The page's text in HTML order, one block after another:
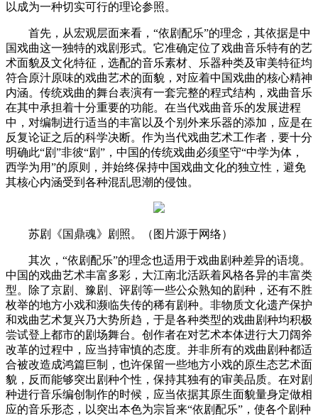
以成为一种切实可行的理论参照。
首先，从宏观层面来看，“依剧配乐”的理念，其依据是中
国戏曲这一独特的戏剧形式。它准确定位了戏曲音乐特有的艺
术面貌及文化特征，选配的音乐素材、乐器种类及审美特征均
符合原汁原味的戏曲艺术的面貌，对应着中国戏曲的核心精神
内涵。传统戏曲的舞台表演有一套完整的程式结构，戏曲音乐
在其中承担着十分重要的功能。在当代戏曲音乐的发展进程
中，对编制进行适当的丰富以及个别外来乐器的添加，应是在
反复论证之后的科学决断。作为当代戏曲艺术工作者，要十分
明确此“剧”非彼“剧”，中国的传统戏曲必须坚守“中学为体，
西学为用”的原则，并始终保持中国戏曲文化的独立性，避免
其核心内涵受到各种混乱思潮的侵蚀。
苏剧《国鼎魂》剧照。（图片源于网络）
其次，“依剧配乐”的理念也适用于戏曲剧种差异的语境。
中国的戏曲艺术丰富多彩，大江南北活跃着风格各异的丰富类
型。除了京剧、豫剧、评剧等一些公众熟知的剧种，还有不胜
枚举的地方小戏和濒临失传的稀有剧种。非物质文化遗产保护
和戏曲艺术复兴乃大势所趋，于是各种类型的戏曲剧种均积极
尝试登上都市的剧场舞台。创作者在对艺术本体进行大刀阔斧
改革的过程中，应当持审慎的态度。并非所有的戏曲剧种都适
合被改造成鸿篇巨制，也许保留一些地方小戏的原生态艺术面
貌，反而能够突出剧种个性，保持其独有的审美品质。在对剧
种进行音乐编创制作的时候，应当依据其原生面貌量身定做相
应的音乐形态，以突出本色为宗旨来“依剧配乐”，使各个剧种